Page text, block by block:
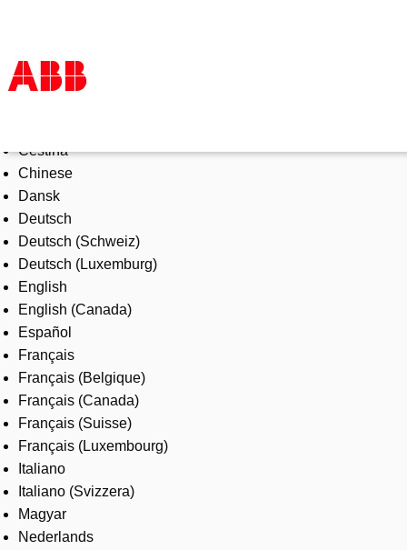
Products & Solutions
Industries
Services
About us
Where to buy
Contact us
Careers
Čeština
Chinese
Dansk
Deutsch
Deutsch (Schweiz)
Deutsch (Luxemburg)
English
English (Canada)
Español
Français
Français (Belgique)
Français (Canada)
Français (Suisse)
Français (Luxembourg)
Italiano
Italiano (Svizzera)
Magyar
Nederlands